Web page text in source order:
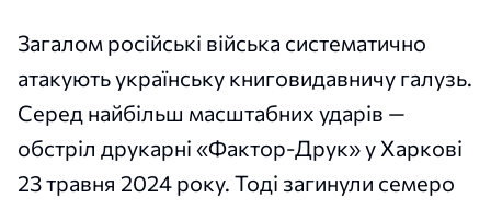
Загалом російські війська систематично
атакують українську книговидавничу галузь.
Серед найбільш масштабних ударів —
обстріл друкарні «Фактор-Друк» у Харкові
23 травня 2024 року. Тоді загинули семеро